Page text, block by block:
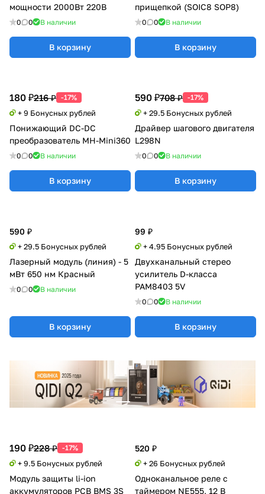
мощности 2000Вт 220В
0 0 В наличии
В корзину
прищепкой (SOIC8 SOP8)
0 0 В наличии
В корзину
180 ₽216 ₽ -17%
+ 9 Бонусных рублей
Понижающий DC-DC
преобразователь MH-Mini360
0 0 В наличии
В корзину
590 ₽708 ₽ -17%
+ 29.5 Бонусных рублей
Драйвер шагового двигателя
L298N
0 0 В наличии
В корзину
590 ₽
+ 29.5 Бонусных рублей
Лазерный модуль (линия) - 5
мВт 650 нм Красный
0 0 В наличии
В корзину
99 ₽
+ 4.95 Бонусных рублей
Двухканальный стерео
усилитель D-класса
PAM8403 5V
0 0 В наличии
В корзину
190 ₽228 ₽ -17%
+ 9.5 Бонусных рублей
Модуль защиты li-ion
аккумуляторов PCB BMS 3S
520 ₽
+ 26 Бонусных рублей
Одноканальное реле с
таймером NE555, 12 В